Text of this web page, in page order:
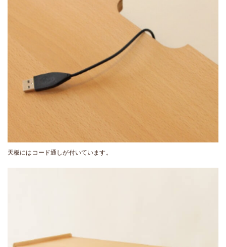
天板にはコード通しが付いています。